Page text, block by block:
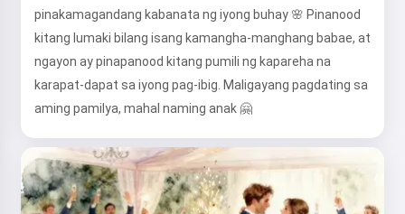
pinakamagandang kabanata ng iyong buhay 🌸 Pinanood
kitang lumaki bilang isang kamangha-manghang babae, at
ngayon ay pinapanood kitang pumili ng kapareha na
karapat-dapat sa iyong pag-ibig. Maligayang pagdating sa
aming pamilya, mahal naming anak 🤗